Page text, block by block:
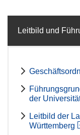
Leitbild und
der
Leitbild der
Württemberg